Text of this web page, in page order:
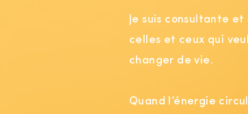
Je suis consultante
celles et ceux qui
changer de vie.
Quand l’énergie